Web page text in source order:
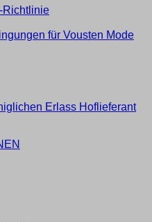
Richtlinie
für Vousten Mode
Erlass Hoflieferant